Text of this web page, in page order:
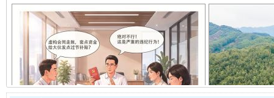
揭开“小金库”的免责幌子